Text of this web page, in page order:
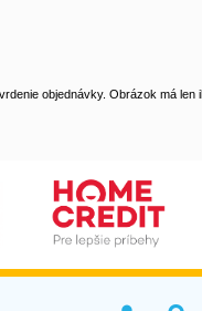
objednávky. Obrázok má len